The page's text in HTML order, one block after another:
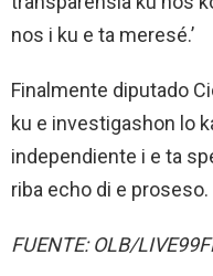
nos i ku e ta meresé.’
Finalmente diputado
ku e investigashon lo
independiente i e ta
riba echo di e proseso.
FUENTE: OLB/